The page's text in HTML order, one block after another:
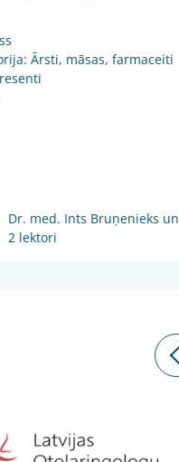
Ārsti, māsas, farmaceiti
Dr. med. Ints Bruņenieks un
2 lektori